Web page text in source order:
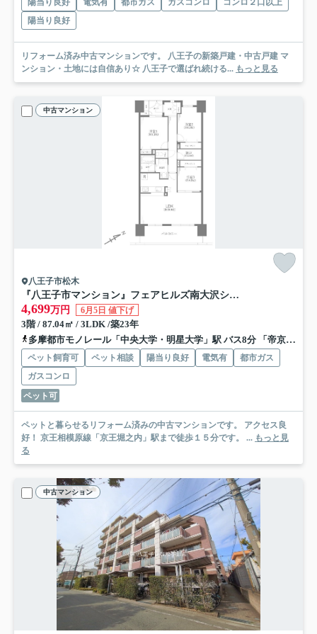
陽当り良好
リフォーム済み中古マンションです。 八王子の新築戸建・中古戸建 マ
ンション・土地には自信あり☆ 八王子で選ばれ続ける... もっと見る
中古マンション
八王子市松木
『八王子市マンション』フェアヒルズ南大沢シエルコート【仲介手数料無料】 八王子市松木80-7
4,699万円 6月5日 値下げ
3階 / 87.04㎡ / 3LDK /築23年
多摩都市モノレール「中央大学・明星大学」駅 バス8分 「帝京大学中高校」 停歩13分
ペット飼育可 ペット相談 陽当り良好 電気有
都市ガス
ガスコンロ
ペット可
ペットと暮らせるリフォーム済みの中古マンションです。 アクセス良
好！ 京王相模原線「京王堀之内」駅まで徒歩１５分です。 ... もっと見
る
中古マンション